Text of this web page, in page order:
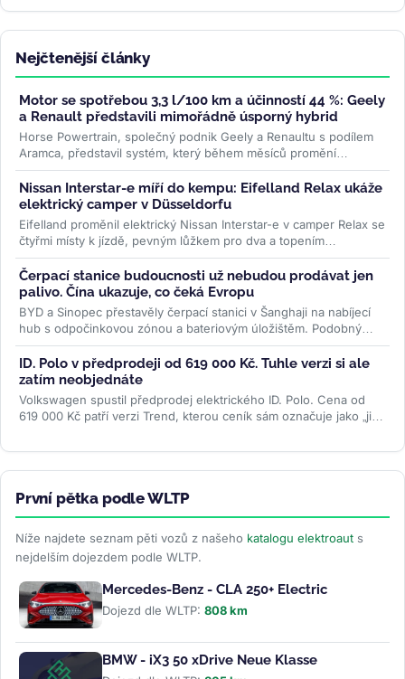
Nejčtenější články
Motor se spotřebou 3,3 l/100 km a účinností 44 %: Geely
a Renault představili mimořádně úsporný hybrid
Horse Powertrain, společný podnik Geely a Renaultu s podílem
Aramca, představil systém, který během měsíců promění
elektromobilovou...>>
Nissan Interstar-e míří do kempu: Eifelland Relax ukáže
elektrický camper v Düsseldorfu
Eifelland proměnil elektrický Nissan Interstar-e v camper Relax se
čtyřmi místy k jízdě, pevným lůžkem pro dva a topením
napájeným z...>>
Čerpací stanice budoucnosti už nebudou prodávat jen
palivo. Čína ukazuje, co čeká Evropu
BYD a Sinopec přestavěly čerpací stanici v Šanghaji na nabíjecí
hub s odpočinkovou zónou a bateriovým úložištěm. Podobný
model může...>>
ID. Polo v předprodeji od 619 000 Kč. Tuhle verzi si ale
zatím neobjednáte
Volkswagen spustil předprodej elektrického ID. Polo. Cena od
619 000 Kč patří verzi Trend, kterou ceník sám označuje jako „již
První pětka podle WLTP
Níže najdete seznam pěti vozů z našeho katalogu elektroaut s
nejdelším dojezdem podle WLTP.
Mercedes-Benz - CLA 250+ Electric
Dojezd dle WLTP: 808 km
BMW - iX3 50 xDrive Neue Klasse